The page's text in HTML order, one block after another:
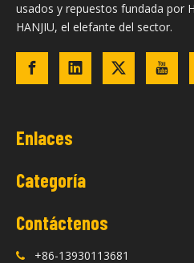
usados ​​y repuestos fundada por
HANJIU, el elefante del sector.
Enlaces
Categoría
Contáctenos
 +86-13930113681